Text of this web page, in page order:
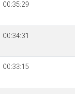
00:35:29
00:34:31
00:33:15